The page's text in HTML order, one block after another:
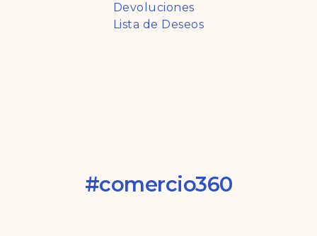
Devoluciones
Lista de Deseos
#comercio360